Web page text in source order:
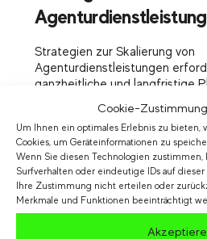
Cookie-
Um Ihnen ein optimales Erlebnis zu bieten,
Cookies, um Geräteinformationen zu
Wenn Sie diesen Technologien zustimmen,
Surfverhalten oder eindeutige IDs auf
Ihre Zustimmung nicht erteilen oder
Merkmale und Funktionen beeinträchtigt
Strategien zur Skalierung von
Agenturdienstleistungen
ganzheitliche und langfristige
verschiedene Aspekte der
Eine wichtige Strategie ist die
Leistungsportfolios, indem
Dienstleistungen oder
werden, um neue
das Umsatzpotenzial zu
Entwicklung neuer
beispielsweise Content
Management oder digitales